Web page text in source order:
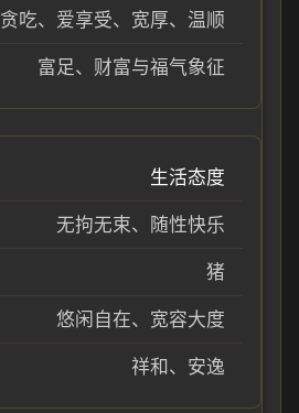
贪吃、爱享受、宽厚、温顺
富足、财富与福气象征
生活态度
无拘无束、随性快乐
猪
悠闲自在、宽容大度
祥和、安逸